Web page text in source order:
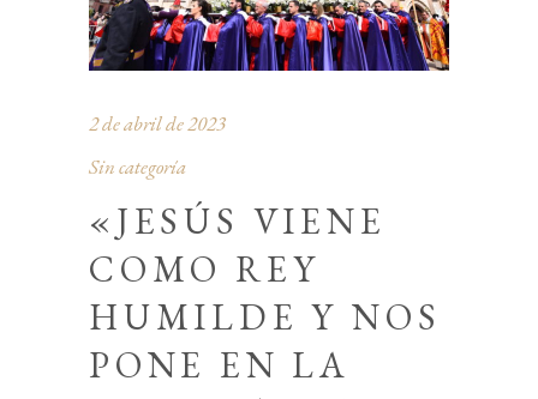
2 de abril de 2023
Sin categoría
«JESÚS VIENE
COMO REY
HUMILDE Y NOS
PONE EN LA